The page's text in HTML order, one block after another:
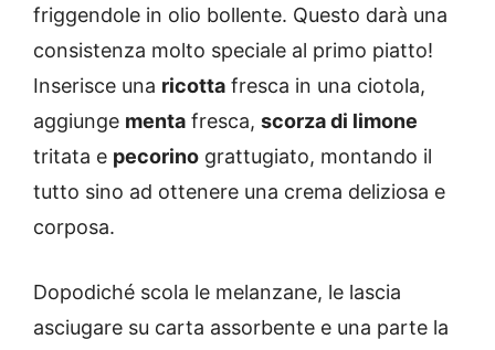
friggendole in olio bollente. Questo darà una
consistenza molto speciale al primo piatto!
Inserisce una ricotta fresca in una ciotola,
aggiunge menta fresca, scorza di limone
tritata e pecorino grattugiato, montando il
tutto sino ad ottenere una crema deliziosa e
corposa.
Dopodiché scola le melanzane, le lascia
asciugare su carta assorbente e una parte la